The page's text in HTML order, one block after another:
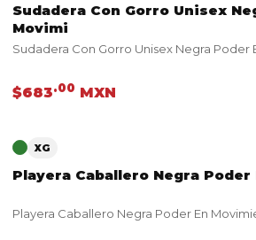
Sudadera Con Gorro Unisex
Movimi
Sudadera Con Gorro Unisex Negra Poder
$683.00 MXN
VER PRODUCTO
XG
Playera Caballero Negra
Playera Caballero Negra Poder En